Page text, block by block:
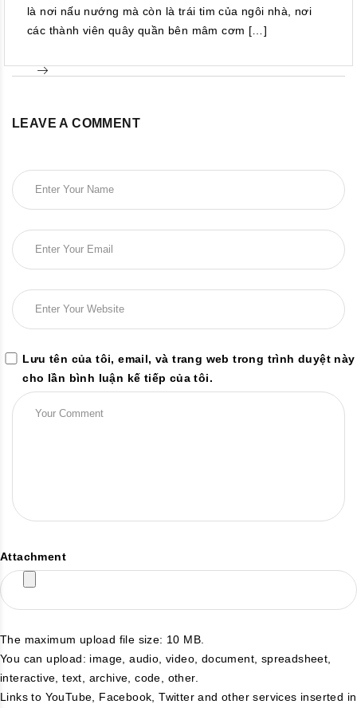
là nơi nấu nướng mà còn là trái tim của ngôi nhà, nơi
các thành viên quây quần bên mâm cơm […]
LEAVE A COMMENT
Lưu tên của tôi, email, và trang web trong trình duyệt này
cho lần bình luận kế tiếp của tôi.
Attachment
The maximum upload file size: 10 MB.
You can upload: image ,audio ,video document spreadsheet
interactive ,text archive ,code other.
Links to YouTube, Facebook, Twitter and other services inserted in